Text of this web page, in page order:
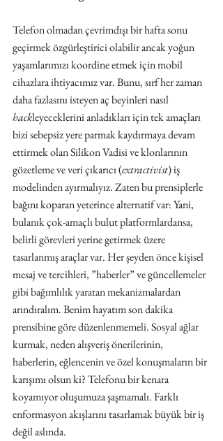
Telefon olmadan çevrimdışı bir hafta sonu
geçirmek özgürleştirici olabilir ancak yoğun
yaşamlarımızı koordine etmek için mobil
cihazlara ihtiyacımız var. Bunu, sırf her zaman
daha fazlasını isteyen aç beyinleri nasıl
hackleyeceklerini anladıkları için tek amaçları
bizi sebepsiz yere parmak kaydırmaya devam
ettirmek olan Silikon Vadisi ve klonlarının
gözetleme ve veri çıkarıcı (extractivist) iş
modelinden ayırmalıyız. Zaten bu prensiplerle
bağını koparan yeterince alternatif var: Yani,
bulanık çok-amaçlı bulut platformlardansa,
belirli görevleri yerine getirmek üzere
tasarlanmış araçlar var. Her şeyden önce kişisel
mesaj ve tercihleri, ​​”haberler” ve güncellemeler
gibi bağımlılık yaratan mekanizmalardan
arındıralım. Benim hayatım son dakika
prensibine göre düzenlenmemeli. Sosyal ağlar
kurmak, neden alışveriş önerilerinin,
haberlerin, eğlencenin ve özel konuşmaların bir
karışımı olsun ki? Telefonu bir kenara
koyamıyor oluşumuza şaşmamalı. Farklı
enformasyon akışlarını tasarlamak büyük bir iş
değil aslında.